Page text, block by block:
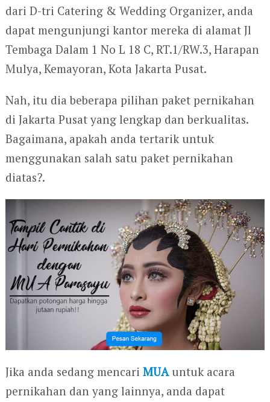
dari D-tri Catering & Wedding Organizer, anda
dapat mengunjungi kantor mereka di alamat Jl
Tembaga Dalam 1 No L 18 C, RT.1/RW.3, Harapan
Mulya, Kemayoran, Kota Jakarta Pusat.
Nah, itu dia beberapa pilihan paket pernikahan
di Jakarta Pusat yang lengkap dan berkualitas.
Bagaimana, apakah anda tertarik untuk
menggunakan salah satu paket pernikahan
diatas?.
Jika anda sedang mencari MUAuntuk acara
pernikahan dan yang lainnya, anda dapat